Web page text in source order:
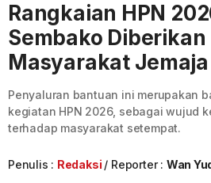
Rangkaian HPN
Sembako
Masyarakat Jemaja
Penyaluran bantuan ini merupakan
kegiatan HPN 2026, sebagai wujud
terhadap masyarakat setempat.
Penulis : Redaksi Reporter : Wan